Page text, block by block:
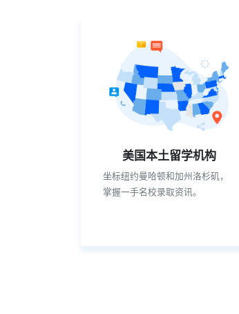
美国本土留学机构
坐标纽约曼哈顿和加州洛杉矶，
掌握一手名校录取资讯。